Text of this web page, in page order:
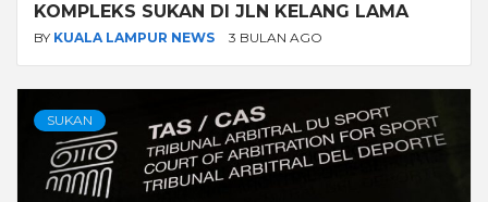
KOMPLEKS SUKAN DI JLN KELANG LAMA
BY KUALA LAMPUR NEWS 3 BULAN AGO
SUKAN